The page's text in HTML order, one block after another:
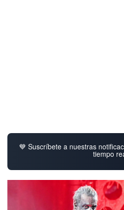
💙 Suscríbete a nuestras
tiempo